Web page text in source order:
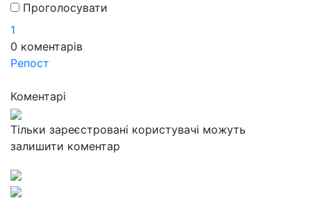
Проголосувати
1
0 коментарів
Репост
Коментарі
Тільки зареєстровані користувачі можуть
залишити коментар